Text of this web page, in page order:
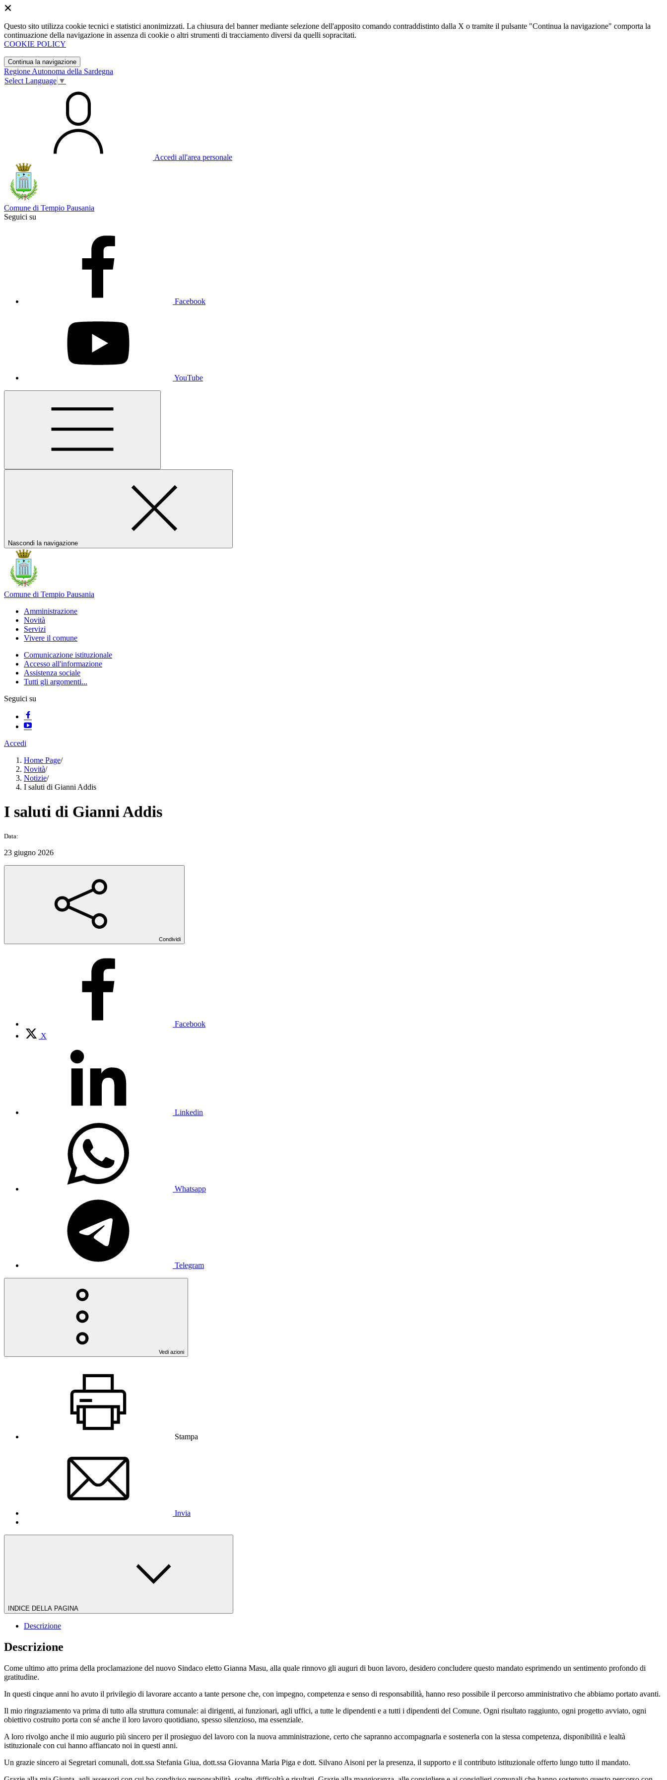
Questo sito utilizza cookie tecnici e statistici anonimizzati. La chiusura del banner mediante selezione dell'apposito comando contraddistinto dalla X o tramite il pulsante "Continua la navigazione" comporta la
continuazione della navigazione in assenza di cookie o altri strumenti di tracciamento diversi da quelli sopracitati.
COOKIE POLICY
Continua la navigazione
Regione Autonoma della Sardegna
Select Language ▼
Accedi all'area personale
Comune di Tempio Pausania
Seguici su
Facebook
YouTube
Nascondi la navigazione
Comune di Tempio Pausania
Amministrazione
Novità
Servizi
Vivere il comune
Comunicazione istituzionale
Accesso all'informazione
Assistenza sociale
Tutti gli argomenti...
Seguici su
Accedi
Home Page/
Novità/
Notizie/
I saluti di Gianni Addis
I saluti di Gianni Addis
Data:
23 giugno 2026
Condividi
Facebook
X
Linkedin
Whatsapp
Telegram
Vedi azioni
Stampa
Invia
INDICE DELLA PAGINA
Descrizione
Descrizione
Come ultimo atto prima della proclamazione del nuovo Sindaco eletto Gianna Masu, alla quale rinnovo gli auguri di buon lavoro, desidero concludere questo mandato esprimendo un sentimento profondo di
gratitudine.
In questi cinque anni ho avuto il privilegio di lavorare accanto a tante persone che, con impegno, competenza e senso di responsabilità, hanno reso possibile il percorso amministrativo che abbiamo portato avanti.
Il mio ringraziamento va prima di tutto alla struttura comunale: ai dirigenti, ai funzionari, agli uffici, a tutte le dipendenti e a tutti i dipendenti del Comune. Ogni risultato raggiunto, ogni progetto avviato, ogni
obiettivo costruito porta con sé anche il loro lavoro quotidiano, spesso silenzioso, ma essenziale.
A loro rivolgo anche il mio augurio più sincero per il prosieguo del lavoro con la nuova amministrazione, certo che sapranno accompagnarla e sostenerla con la stessa competenza, disponibilità e lealtà
istituzionale con cui hanno affiancato noi in questi anni.
Un grazie sincero ai Segretari comunali, dott.ssa Stefania Giua, dott.ssa Giovanna Maria Piga e dott. Silvano Aisoni per la presenza, il supporto e il contributo istituzionale offerto lungo tutto il mandato.